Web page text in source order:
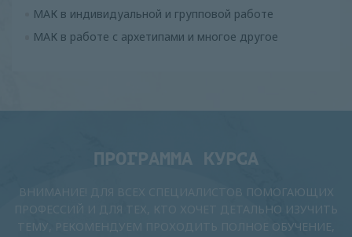
МАК в индивидуальной и групповой работе
МАК в работе с архетипами и многое другое
ПРОГРАММА КУРСА
ВНИМАНИЕ! ДЛЯ ВСЕХ СПЕЦИАЛИСТОВ ПОМОГАЮЩИХ
ПРОФЕССИЙ И ДЛЯ ТЕХ, КТО ХОЧЕТ ДЕТАЛЬНО ИЗУЧИТЬ
ТЕМУ, РЕКОМЕНДУЕМ ПРОХОДИТЬ ПОЛНОЕ ОБУЧЕНИЕ,